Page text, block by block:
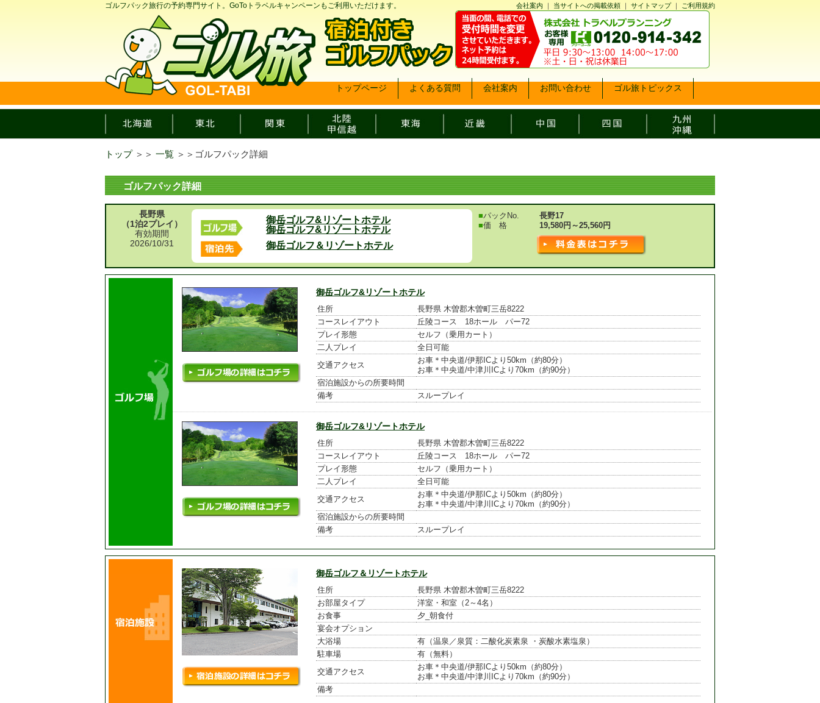
ゴルフパック旅行の予約専門サイト。GoToトラベルキャンペーンもご利用いただけます。 会社案内 ｜ 当サイトへの掲載依頼 ｜ サイトマップ｜ ご利用規約
トップページ よくある質問 会社案内 お問い合わせ ゴル旅トピックス
トップ ＞＞ 一覧 ＞＞ ゴルフパック詳細
ゴルフパック詳細
長野県
（1泊2プレイ）
有効期間
2026/10/31
御岳ゴルフ&リゾートホテル
御岳ゴルフ&リゾートホテル
御岳ゴルフ＆リゾートホテル
■パックNo.
長野17
■価 格 19,580円～25,560円
御岳ゴルフ&リゾートホテル
住所
長野県 木曽郡木曽町三岳8222
コースレイアウト
丘陵コース 18ホール パー72
プレイ形態
セルフ（乗用カート）
二人プレイ
全日可能
交通アクセス
お車＊中央道/伊那ICより50km（約80分）
お車＊中央道/中津川ICより70km（約90分）
宿泊施設からの所要時間
備考
スループレイ
御岳ゴルフ&リゾートホテル
住所
長野県 木曽郡木曽町三岳8222
コースレイアウト
丘陵コース 18ホール パー72
プレイ形態
セルフ（乗用カート）
二人プレイ
全日可能
交通アクセス
お車＊中央道/伊那ICより50km（約80分）
お車＊中央道/中津川ICより70km（約90分）
宿泊施設からの所要時間
備考
スループレイ
御岳ゴルフ＆リゾートホテル
住所
長野県 木曽郡木曽町三岳8222
お部屋タイプ
洋室・和室（2～4名）
お食事
夕_朝食付
宴会オプション
大浴場
有（温泉／泉質：二酸化炭素泉 ・炭酸水素塩泉）
駐車場
有（無料）
交通アクセス
お車＊中央道/伊那ICより50km（約80分）
お車＊中央道/中津川ICより70km（約90分）
備考